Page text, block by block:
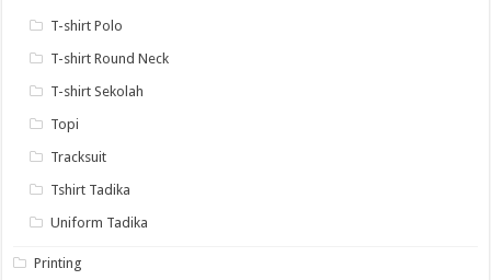
T-shirt Polo
T-shirt Round Neck
T-shirt Sekolah
Topi
Tracksuit
Tshirt Tadika
Uniform Tadika
Printing